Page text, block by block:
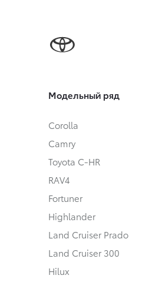
Модельный ряд
Corolla
Camry
Toyota C-HR
RAV4
Fortuner
Highlander
Land Cruiser Prado
Land Cruiser 300
Hilux